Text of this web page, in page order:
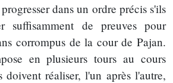
dans un ordre précis s'ils
suffisamment de preuves pour
corrompus de la cour de Pajan.
en plusieurs tours au cours
doivent réaliser, l'un après l'autre,